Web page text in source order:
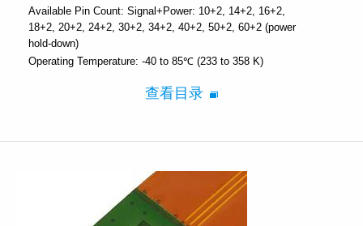
Available Pin Count: Signal+Power: 10+2, 14+2, 16+2,
18+2, 20+2, 24+2, 30+2, 34+2, 40+2, 50+2, 60+2 (power
hold-down)
Operating Temperature: -40 to 85℃ (233 to 358 K)
查看目录